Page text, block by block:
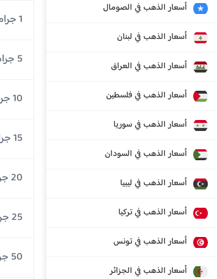
أسعار الذهب في الصومال
أسعار الذهب في لبنان
أسعار الذهب في العراق
أسعار الذهب في فلسطين
أسعار الذهب في سوريا
أسعار الذهب في السودان
أسعار الذهب في ليبيا
أسعار الذهب في تركيا
أسعار الذهب في تونس
أسعار الذهب في الجزائر
1 جرام عيار 14
5 جرام عيار 14
10 جرام عيار 14
15 جرام عيار 14
20 جرام عيار 14
25 جرام عيار 14
50 جرام عيار 14